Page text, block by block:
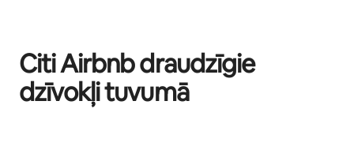
Citi Airbnb draudzīgie
dzīvokļi tuvumā